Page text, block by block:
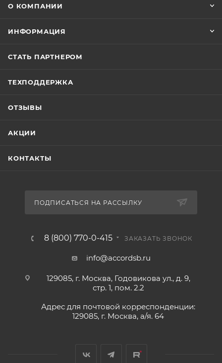
О КОМПАНИИ
ИНФОРМАЦИЯ
СТАТЬ ПАРТНЕРОМ
ТЕХПОДДЕРЖКА
ОТЗЫВЫ
АКЦИИ
КОНТАКТЫ
ПОДПИСАТЬСЯ НА РАССЫЛКУ
8 (800) 770-0-415 ЗАКАЗАТЬ ЗВОНОК
info@accordsb.ru
129085, г. Москва, Годовикова ул., д. 9,
стр. 1, пом. 2.2
Адрес для почтовой корреспонденции:
129085, г. Москва, а/я. 64